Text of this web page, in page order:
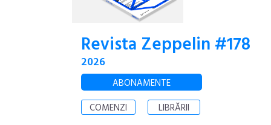
Revista Zeppelin #178
2026
ABONAMENTE
COMENZI
LIBRĂRII